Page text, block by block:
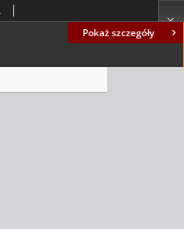
Pokaż szczegóły
- Wyd. 1